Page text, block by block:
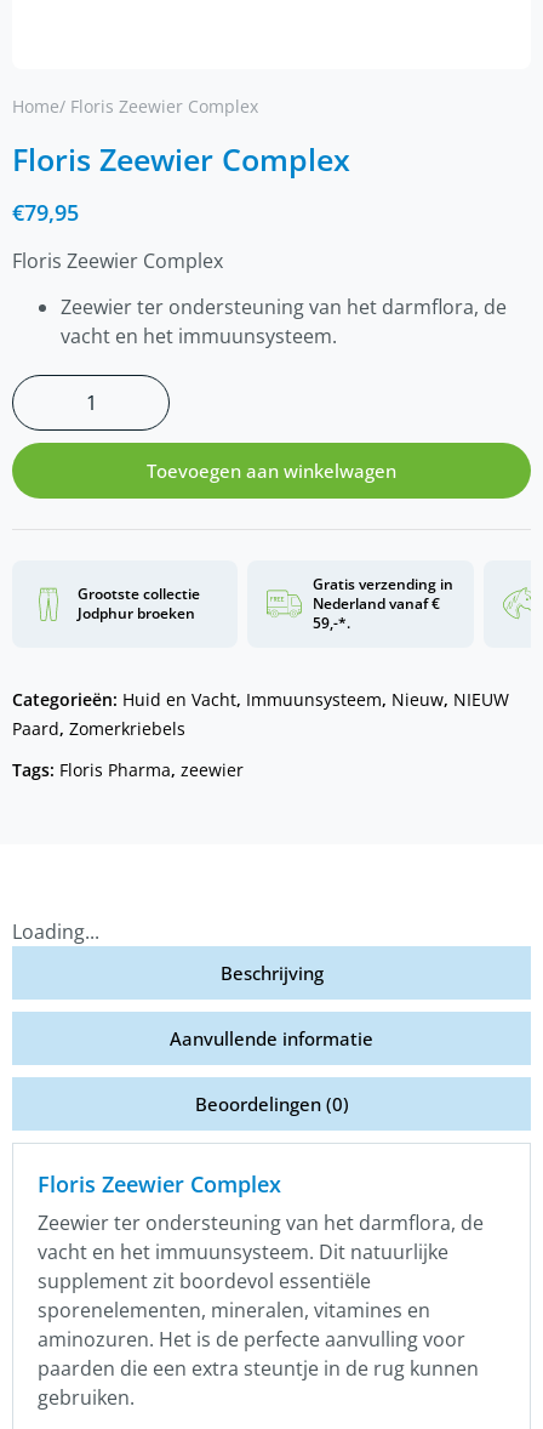
Home/ Floris Zeewier Complex
Floris Zeewier Complex
€79,95
Floris Zeewier Complex
Zeewier ter ondersteuning van het darmflora, de
vacht en het immuunsysteem.
Toevoegen aan winkelwagen
Grootste collectie
Jodphur broeken
Gratis verzending in
Nederland vanaf €
59,-*.
Categorieën: Huid en Vacht, Immuunsysteem, Nieuw, NIEUW
Paard, Zomerkriebels
Tags: Floris Pharma, zeewier
Loading...
Beschrijving
Aanvullende informatie
Beoordelingen (0)
Floris Zeewier Complex
Zeewier ter ondersteuning van het darmflora, de
vacht en het immuunsysteem. Dit natuurlijke
supplement zit boordevol essentiële
sporenelementen, mineralen, vitamines en
aminozuren. Het is de perfecte aanvulling voor
paarden die een extra steuntje in de rug kunnen
gebruiken.